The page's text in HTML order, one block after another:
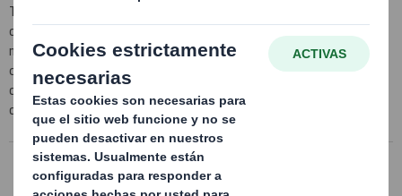
Trabajamos a medida, sea cual sea su necesidad nos encargamos
de hacer un estudio, para que su producto se embale con los
materiales óptimos y poder ahorrar en sus costes totales. Este
concepto se aplica en toda la cadena de suministro, desde el
diseño de los elementos de protección de su producto hasta el
desarrollo del embalaje de almacenamiento y transporte.
Embalajes para exportación